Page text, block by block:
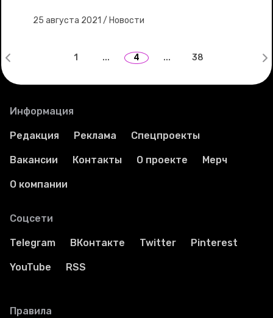
25 августа 2021 / Новости
1 ... 4 ... 38
Информация
Редакция Реклама Спецпроекты
Вакансии Контакты О проекте Мерч
О компании
Соцсети
Telegram ВКонтакте Twitter Pinterest
YouTube RSS
Правила